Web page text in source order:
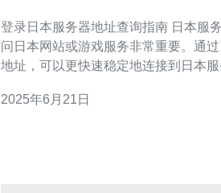
登录日本服务器地址查询指南 日本服务器地址查询对于访
问日本网站或游戏服务非常重要。通
地址，可以更快速稳定地连接到日本
务器地址查询工具或网站。 2. 可以向
2025年6月21日